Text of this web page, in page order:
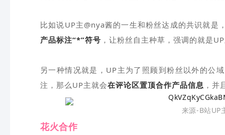
比如说UP主@nya酱的一生和粉丝达成的共识就是
产品标注“*”符号 ，让粉丝自主种草，强调的就是
另一种情况就是，UP主为了照顾到粉丝以外的公
注，那么UP主就会在评论区置顶合作产品信息 ，并
来源-B站UP
花火合作